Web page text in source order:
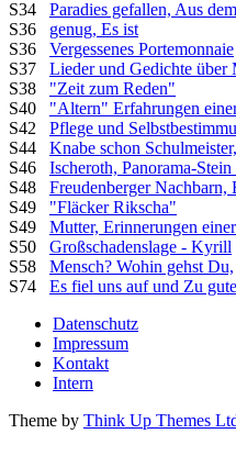
S34 Paradies gefallen, Aus dem
S36 genug, Es ist
S36 Vergessenes Portemonnaie
S37 Lieder und Gedichte über
S38 "Zeit zum Reden"
S40 "Altern" Erfahrungen
S42 Pflege und
S44 Knabe schon
S46 Ischeroth, Panorama-Stein
S48 Freudenberger Nachbarn,
S49 "Fläcker Rikscha"
S49 Mutter, Erinnerungen einer
S50 Großschadenslage - Kyrill
S58 Mensch? Wohin gehst Du,
S74 Es fiel uns auf und Zu
Datenschutz
Impressum
Kontakt
Intern
Theme by Think Up Themes